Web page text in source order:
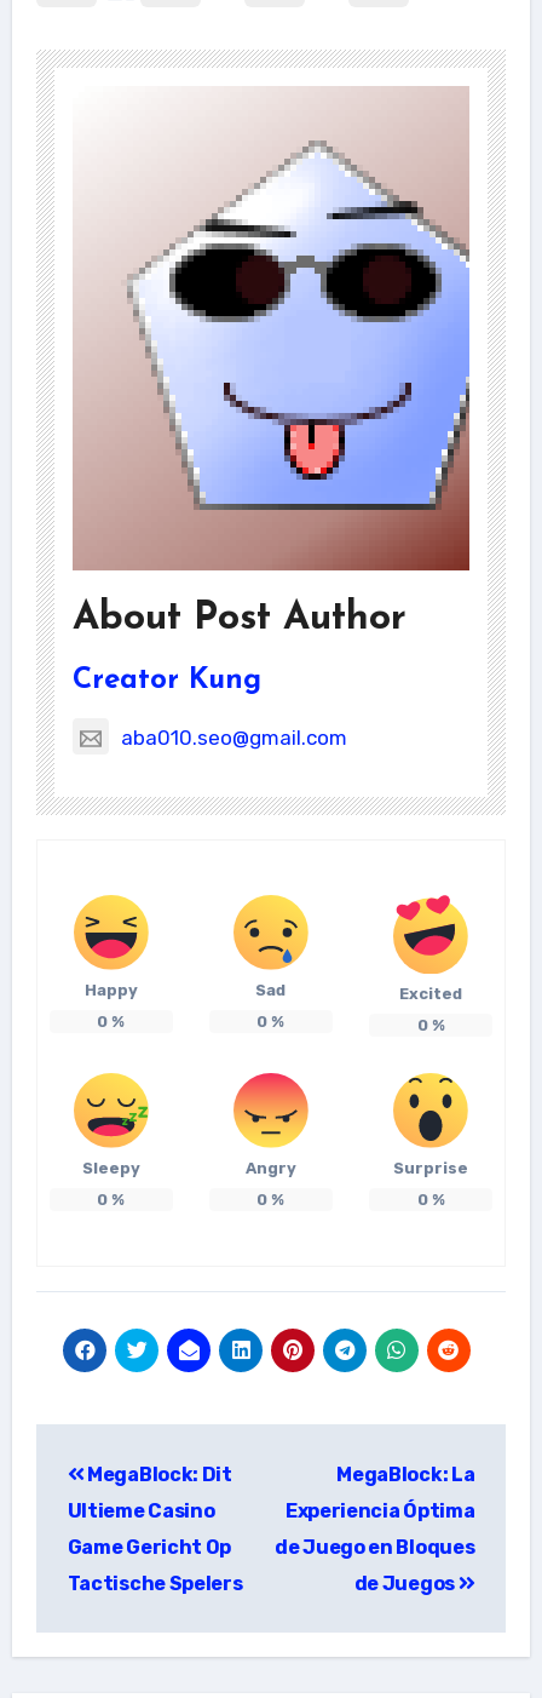
About Post Author
Creator Kung
aba010.seo@gmail.com
Happy
0 %
Sad
0 %
Excited
0%
Sleepy
0 %
Angry
0 %
Surprise
0%
เรื่อง
MegaBlock: Dit
Ultieme Casino
Game Gericht Op
Tactische Spelers
MegaBlock: La
Experiencia Óptima
de Juego en Bloques
de Juegos